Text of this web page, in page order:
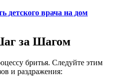
детского врача на дом
за Шагом
бритья. Следуйте этим
и раздражения: